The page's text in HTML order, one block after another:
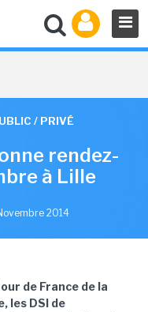
/ PRIVÉ
rendez-
à Lille
2014
de France de la
les DSI de